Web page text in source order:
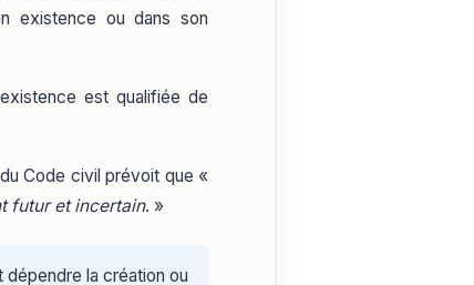
existence ou dans son
est qualifiée de
Code civil prévoit que «
futur et incertain. »
la création ou